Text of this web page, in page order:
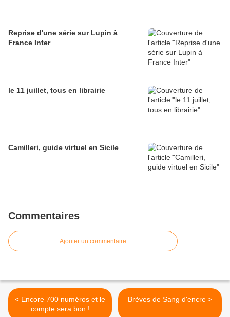
Reprise d'une série sur Lupin à
France Inter
le 11 juillet, tous en librairie
Camilleri, guide virtuel en Sicile
Commentaires
Ajouter un commentaire
< Encore 700 numéros et le
compte sera bon !
Brèves de Sang d'encre >